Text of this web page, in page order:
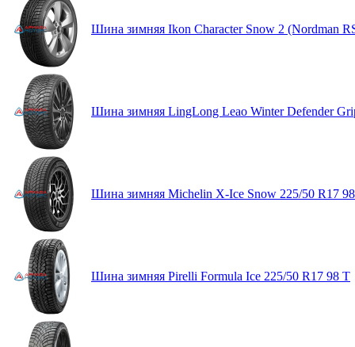
Шина зимняя Ikon Character Snow 2 (Nordman
Шина зимняя LingLong Leao Winter Defender
Шина зимняя Michelin X-Ice Snow 225/50 R17
Шина зимняя Pirelli Formula Ice 225/50 R17 98 T